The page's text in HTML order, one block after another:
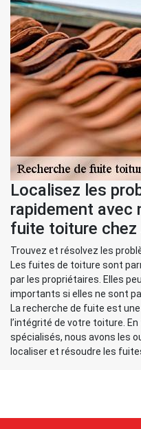
Localisez les
rapidement avec
fuite toiture chez
Trouvez et résolvez les
Les fuites de toiture sont
par les propriétaires. Elles
importants si elles ne sont
La recherche de fuite est
l’intégrité de votre toiture.
spécialisés, nous avons les
localiser et résoudre les